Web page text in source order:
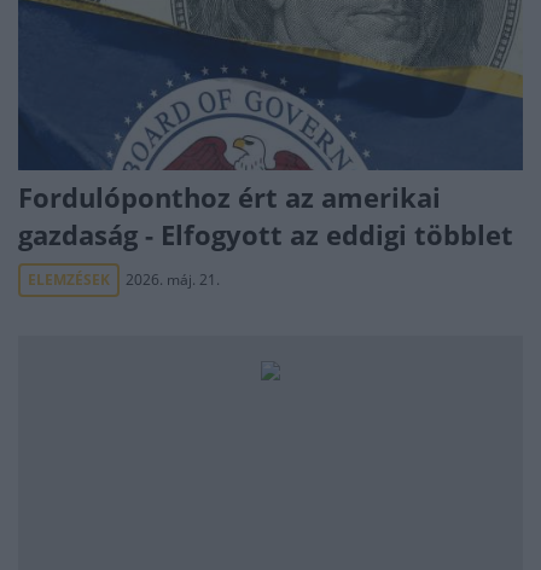
Fordulóponthoz ért az amerikai
gazdaság - Elfogyott az eddigi többlet
ELEMZÉSEK 2026. máj. 21.